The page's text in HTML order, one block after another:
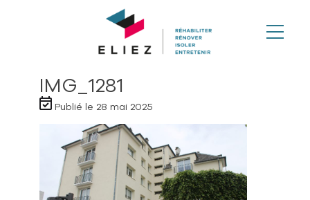
IMG_1281
Publié le 28 mai 2025